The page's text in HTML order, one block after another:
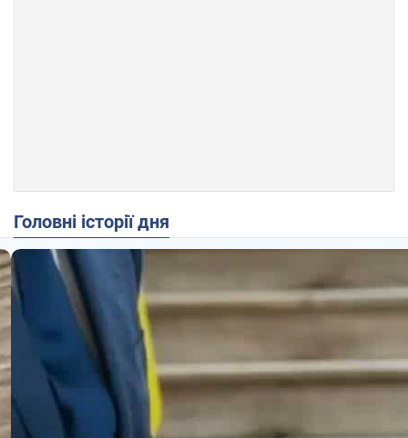
Головні історії дня